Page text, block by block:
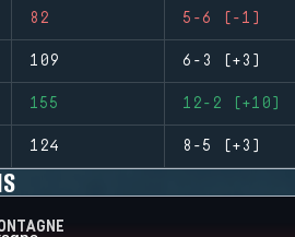
82 5-6 (-1)
109 6-3 (+3)
155 12-2 (+10)
124 8-5 (+3)